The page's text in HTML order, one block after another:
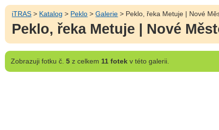
iTRAS > Katalog > Peklo >Galerie > Peklo, řeka Metuje | Nové
Peklo, řeka Metuje | Nové
Zobrazujifotku č. 5z celkem 11 fotekv této galerii.